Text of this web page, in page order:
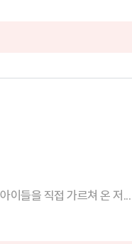
이들을 직접 가르쳐 온 저...